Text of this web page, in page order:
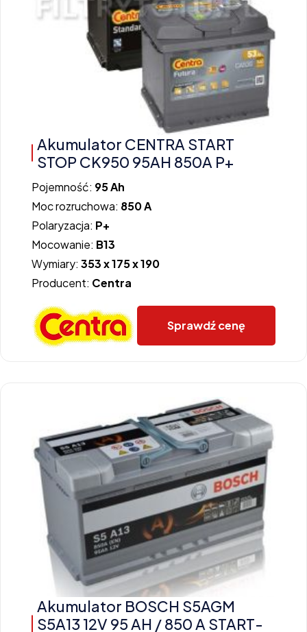
Akumulator CENTRA START
STOP CK950 95AH 850A P+
Pojemność: 95 Ah
Moc rozruchowa: 850 A
Polaryzacja: P+
Mocowanie: B13
Wymiary: 353 x 175 x 190
Producent: Centra
Sprawdź cenę
Akumulator BOSCH S5AGM
S5A13 12V 95 AH / 850 A START-